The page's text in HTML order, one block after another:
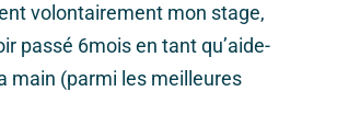
volontairement mon stage,
passé 6mois en tant qu’aide-
main (parmi les meilleures